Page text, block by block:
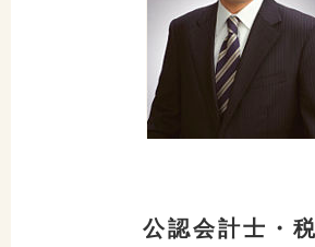
公認会計士・